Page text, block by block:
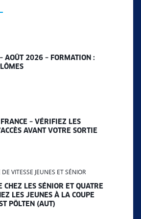
AOÛT 2026 – FORMATION :
FRANCE – VÉRIFIEZ LES
AVANT VOTRE SORTIE
VITESSE JEUNES ET SÉNIOR
CHEZ LES SÉNIOR ET QUATRE
LES JEUNES À LA COUPE
PÖLTEN (AUT)